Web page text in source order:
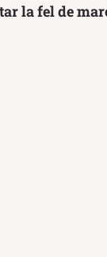
la fel de